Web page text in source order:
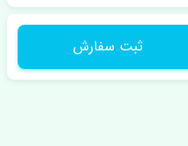
ثبت سفارش